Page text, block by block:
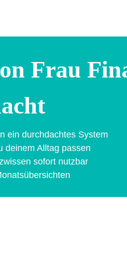
Frau
ein durchdachtes System
deinem Alltag passen
sofort nutzbar